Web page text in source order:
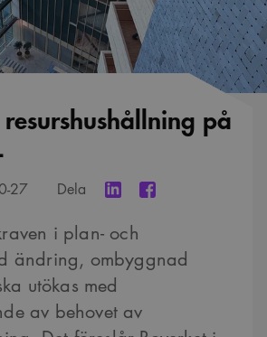
på
27 Dela
i plan- och
ändring, ombyggnad
utökas med
av behovet av